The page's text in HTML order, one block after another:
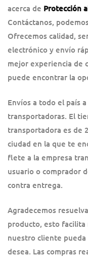
acerca de Protección
Contáctanos,
Ofrecemos calidad,
electrónico y envío
mejor experiencia de
puede encontrar la
Envíos a todo el país
transportadoras. El
transportadora es de
ciudad en la que te
flete a la empresa
usuario o comprador
contra entrega.
Agradecemos
producto, esto
nuestro cliente
desea. Las compras